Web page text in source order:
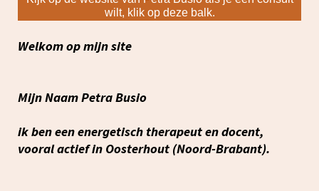
wilt, klik op deze balk.
Welkom op mijn site
Mijn Naam Petra Busio
ik ben eenenergetisch therapeuten docent,
vooral actief in Oosterhout (Noord-Brabant).